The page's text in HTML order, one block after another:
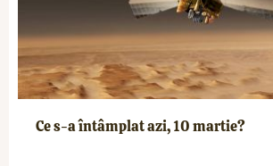
Ce s-a întâmplat azi, 10 martie?